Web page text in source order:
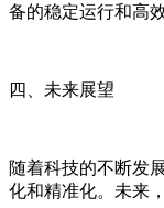
备的稳定运行和高
四、未来展望
随着科技的不断发
化和精准化。未来